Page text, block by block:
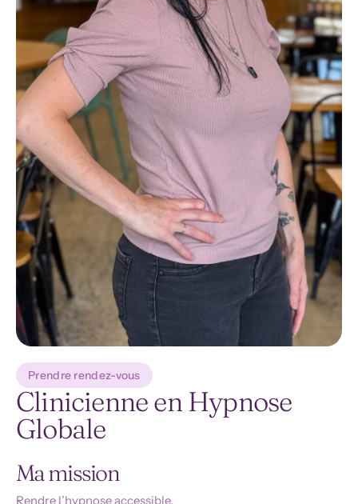
Prendre rendez-vous
Clinicienne en Hypnose
Globale
Ma mission
Rendre l’hypnose accessible,